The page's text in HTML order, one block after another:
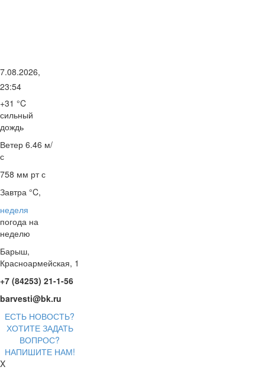
7.08.2026,
23:54
+31 °C
сильный
дождь
Ветер 6.46 м/
с
758 мм рт с
Завтра °C,
неделя
погода на
неделю
Барыш,
Красноармейская, 1
+7 (84253) 21-1-56
barvesti@bk.ru
ЕСТЬ НОВОСТЬ?
ХОТИТЕ ЗАДАТЬ
ВОПРОС?
НАПИШИТЕ НАМ!
X